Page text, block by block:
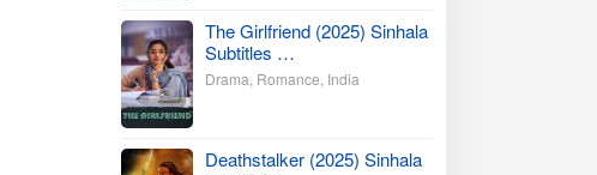
The Girlfriend (2025) Sinhala
Subtitles …
Drama Romance India
Deathstalker (2025) Sinhala